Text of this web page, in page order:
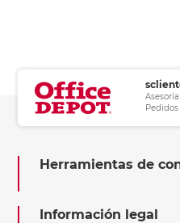
Herramientas de
Información legal